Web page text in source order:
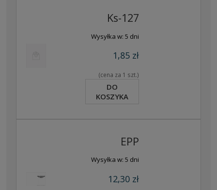
Ks-127
Wysyłka w: 5 dni
1,85 zł
(cena za 1 szt.)
DO
KOSZYKA
EPP
Wysyłka w: 5 dni
12,30 zł